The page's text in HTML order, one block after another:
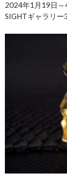
2024年1月19日～
SIGHTギャラリー